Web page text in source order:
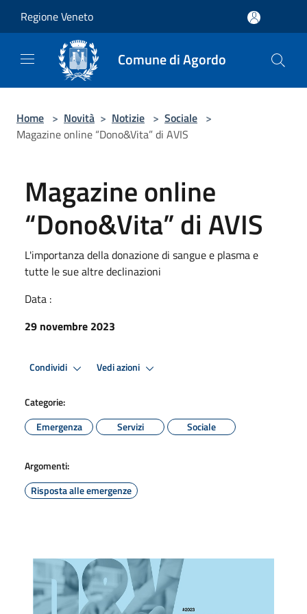
Regione Veneto
Comune di Agordo
Home > Novità > Notizie > Sociale >
Magazine online “Dono&Vita” di AVIS
Magazine online
“Dono&Vita” di AVIS
L'importanza della donazione di sangue e plasma e
tutte le sue altre declinazioni
Data :
29 novembre 2023
Condividi Vedi azioni
Categorie:
Emergenza
Servizi Sociale
Argomenti:
Risposta alle emergenze